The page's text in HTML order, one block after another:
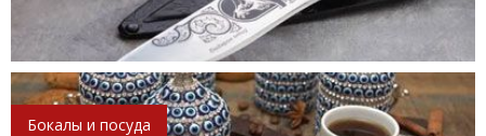
Бокалы и посуда